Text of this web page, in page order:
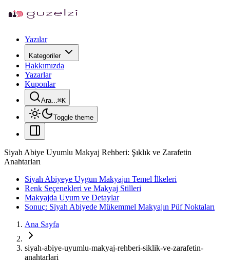
Yazılar
Kategoriler
Hakkımızda
Yazarlar
Kuponlar
Ara...⌘K
Toggle theme
Siyah Abiye Uyumlu Makyaj Rehberi: Şıklık ve Zarafetin
Anahtarları
Siyah Abiyeye Uygun Makyajın Temel İlkeleri
Renk Seçenekleri ve Makyaj Stilleri
Makyajda Uyum ve Detaylar
Sonuç: Siyah Abiyede Mükemmel Makyajın Püf Noktaları
Ana Sayfa
siyah-abiye-uyumlu-makyaj-rehberi-siklik-ve-zarafetin-
anahtarlari